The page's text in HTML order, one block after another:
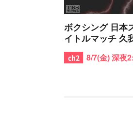
ボクシング 日本
イトルマッチ 久
年7月)
8/7(金) 深夜